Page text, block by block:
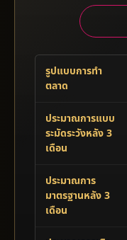
รูปแบบการทำ
ตลาด
ประมาณการแบบ
ระมัดระวังหลัง 3
เดือน
ประมาณการ
มาตรฐานหลัง 3
เดือน